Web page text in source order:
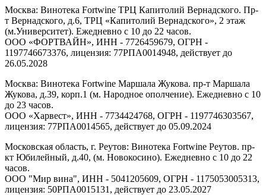
Москва: Винотека Fortwine ТРЦ Капитолий Вернадского. Пр-
т Вернадского, д.6, ТРЦ «Капитолий Вернадского», 2 этаж
(м.Университет). Ежедневно с 10 до 22 часов.
ООО «ФОРТВАЙН», ИНН - 7726459679, ОГРН -
1197746673376, лицензия: 77РПА0014948, действует до
26.05.2028
Москва: Винотека Fortwine Маршала Жукова. пр-т Маршала
Жукова, д.39, корп.1 (м. Народное ополчение). Ежедневно с 10
до 23 часов.
ООО «Харвест», ИНН - 7734424768, ОГРН - 1197746303567,
лицензия: 77РПА0014565, действует до 05.09.2024
Московская область, г. Реутов: Винотека Fortwine Реутов. пр-
кт Юбилейный, д.40, (м. Новокосино). Ежедневно с 10 до 22
часов.
ООО "Мир вина", ИНН - 5041205609, ОГРН - 1175053005313,
лицензия: 50РПА0015131, действует до 23.05.2027